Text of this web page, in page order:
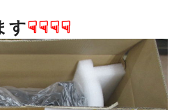
す☟☟☟☟